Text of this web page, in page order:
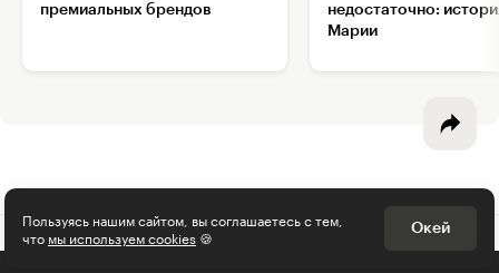
премиальных брендов
недостаточно:
Марии
Пользуясь нашим сайтом, вы соглашаетесь с тем,
что мы используем cookies 🍪 Окей
Дизайн
Маркетинг